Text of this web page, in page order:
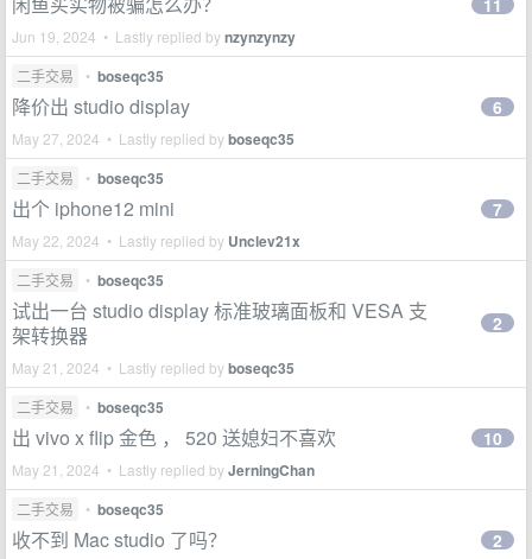
Jun 19, 2024 • Lastly replied bynzynzynzy
11
二手交易 • boseqc35
降价出 studio display
May 27, 2024 • Lastly replied byboseqc35
6
二手交易 • boseqc35
出个 iphone12 mini
May 22, 2024 • Lastly replied by Unclev21x
7
二手交易 • boseqc35
试出一台 studio display 标准玻璃面板和 VESA 支
架转换器
May 21, 2024 • Lastly replied byboseqc35
2
二手交易 • boseqc35
出 vivo x flip 金色 ， 520 送媳妇不喜欢
May 21, 2024 • Lastly replied byJerningChan
10
二手交易 • boseqc35
收不到 Mac studio 了吗？ 2